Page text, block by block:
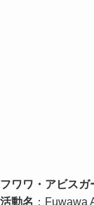
フワワ・アビスガ
活動名 ：Fuwawa